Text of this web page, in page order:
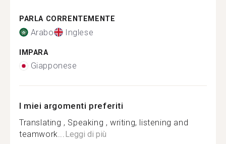
PARLA CORRENTEMENTE
Arabo Inglese
IMPARA
Giapponese
I miei argomenti preferiti
Translating , Speaking , writing, listening and
teamwork...Leggi di più